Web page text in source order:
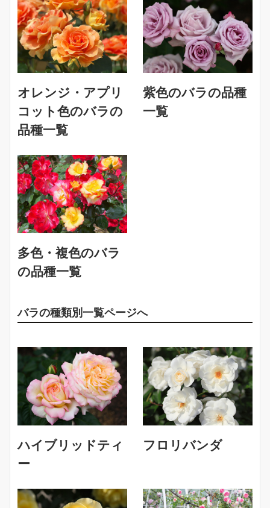
オレンジ・アプリ
コット色のバラの
品種一覧
紫色のバラの品種
一覧
多色・複色のバラ
の品種一覧
バラの種類別一覧ページへ
ハイブリッドティ
ー
フロリバンダ